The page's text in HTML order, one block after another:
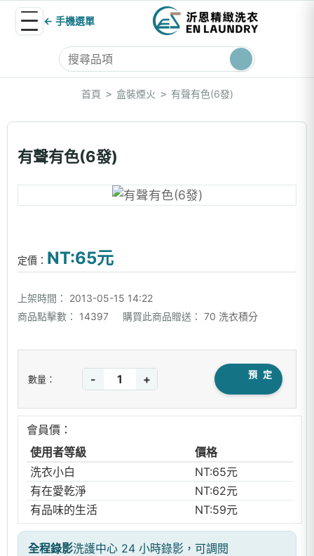
← 手機選單
首頁 > 盒裝煙火 > 有聲有色(6發)
有聲有色(6發)
定價： NT:65元
上架時間：
2013-05-15 14:22
商品點擊數：
14397 購買此商品贈送： 70 洗衣積分
數量： - + 預 定
會員價：
使用者等級
價格
洗衣小白
NT:65元
有在愛乾淨
NT:62元
有品味的生活
NT:59元
全程錄影洗護中心 24 小時錄影，可調閱